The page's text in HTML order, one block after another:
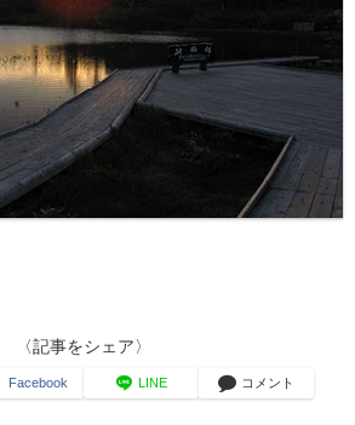
〈記事をシェア〉
Facebook LINE コメント